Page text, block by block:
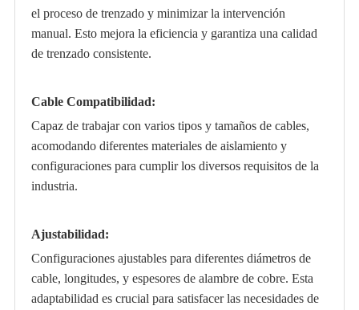
el proceso de trenzado y minimizar la intervención
manual. Esto mejora la eficiencia y garantiza una calidad
de trenzado consistente.
Cable Compatibilidad:
Capaz de trabajar con varios tipos y tamaños de cables,
acomodando diferentes materiales de aislamiento y
configuraciones para cumplir los diversos requisitos de la
industria.
Ajustabilidad:
Configuraciones ajustables para diferentes diámetros de
cable, longitudes, y espesores de alambre de cobre. Esta
adaptabilidad es crucial para satisfacer las necesidades de